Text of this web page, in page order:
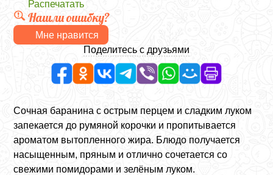
Распечатать
Нашли ошибку?
Мне нравится
Поделитесь с друзьями
Сочная баранина с острым перцем и сладким луком
запекается до румяной корочки и пропитывается
ароматом вытопленного жира. Блюдо получается
насыщенным, пряным и отлично сочетается со
свежими помидорами и зелёным луком.